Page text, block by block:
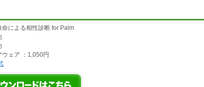
命による相性診断 for Palm
ウェア ：1,050円